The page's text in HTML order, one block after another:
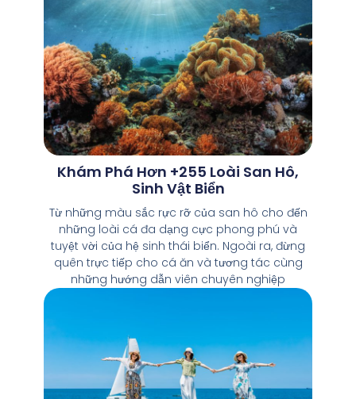
Khám Phá Hơn +255 Loài San Hô,
Sinh Vật Biển
Từ những màu sắc rực rỡ của san hô cho đến
những loài cá đa dạng cực phong phú và
tuyệt vời của hệ sinh thái biển. Ngoài ra, đừng
quên trực tiếp cho cá ăn và tương tác cùng
những hướng dẫn viên chuyên nghiệp